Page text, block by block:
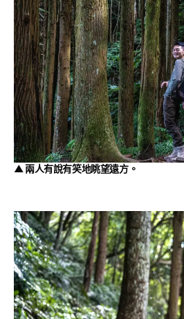
▲ 兩人有說有笑地眺望遠方。